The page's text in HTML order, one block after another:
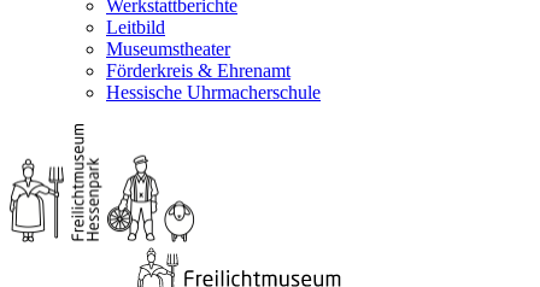
Werkstattberichte
Leitbild
Museumstheater
Förderkreis & Ehrenamt
Hessische Uhrmacherschule